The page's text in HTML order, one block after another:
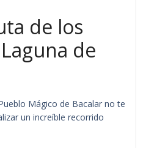
de los
de
Mágico de Bacalar no te
un increíble recorrido